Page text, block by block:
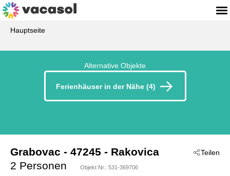
Hauptseite
Alternative Objekte
Ferienhäuser in der Nähe (4)
Teilen
Grabovac - 47245 - Rakovica
2 Personen
Objekt Nr.: 531-369706